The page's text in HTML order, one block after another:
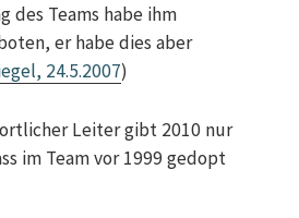
des Teams habe ihm
er habe dies aber
24.5.2007)
Leiter gibt 2010 nur
im Team vor 1999 gedopt